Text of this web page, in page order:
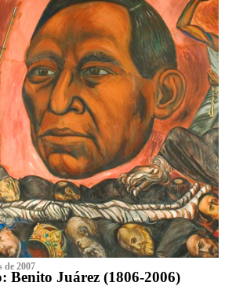
de 2007
Benito Juárez (1806-2006)